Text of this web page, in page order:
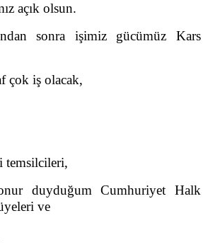
açık olsun.
sonra işimiz gücümüz Kars
çok iş olacak,
temsilcileri,
duyduğum Cumhuriyet Halk
ve